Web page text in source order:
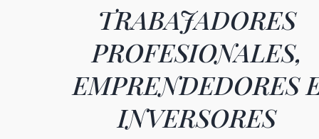
TRABAJADORES
PROFESIONALES,
EMPRENDEDORES
INVERSORES